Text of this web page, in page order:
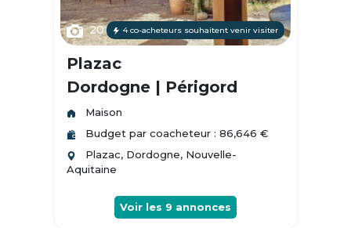
20 4 co-acheteurs souhaitent venir visiter
Plazac
Dordogne | Périgord
Maison
Budget par coacheteur : 86,646 €
Plazac, Dordogne, Nouvelle-
Aquitaine
Voir les 9 annonces